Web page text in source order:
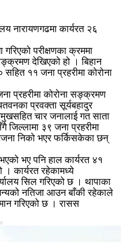
नारायणगढमा कार्यरत २६
परीक्षणका क्रममा
देखिएको हो । बिहान
११ जना प्रहरीमा कोरोना
प्रहरीमा कोरोना सङ्क्रमण
प्रवक्ता सूर्यबहादुर
चार जनालाई गत साता
जिल्लामा ३९ जना प्रहरीमा
निको भएर फर्किसकेका छन्
भए पनि हाल कार्यरत ४१
कार्यरत रहेकामध्ये
सिल गरिएको छ । थापाका
नतिजा आउन बाँकी रहेकाले
गरिएको छ । रासस